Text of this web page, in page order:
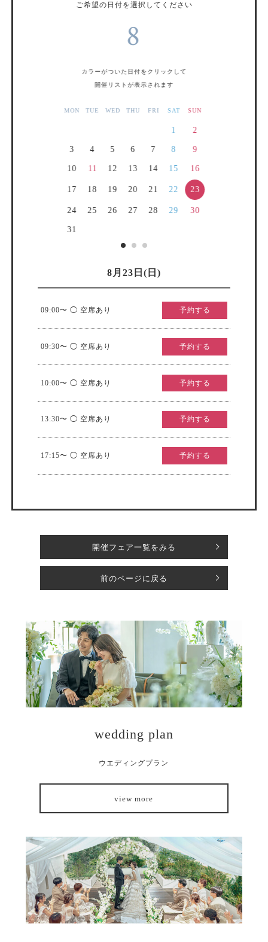
ご希望の日付を選択してください
8
カラーがついた日付をクリックして
開催リストが表示されます
MON TUE WED THU FRI SAT SUN
1 2
3 4 5 6 7 8 9
10 11 12 13 14 15 16
17 18 19 20 21 22 23
24 25 26 27 28 29 30
31
8月23日(日)
09:00〜 ◯ 空席あり 予約する
09:30〜 ◯ 空席あり 予約する
10:00〜 ◯ 空席あり 予約する
13:30〜 ◯ 空席あり 予約する
17:15〜 ◯ 空席あり 予約する
開催フェア一覧をみる
前のページに戻る
wedding plan
ウエディングプラン
view more